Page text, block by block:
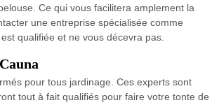
Ce qui vous facilitera amplement la
une entreprise spécialisée comme
qualifiée et ne vous décevra pas.
pour tous jardinage. Ces experts sont
tout à fait qualifiés pour faire votre tonte de